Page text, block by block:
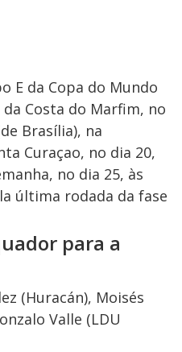
E da Copa do Mundo
Costa do Marfim, no
Brasília), na
Curaçao, no dia 20,
no dia 25, às
última rodada da fase
para a
(Huracán), Moisés
Valle (LDU